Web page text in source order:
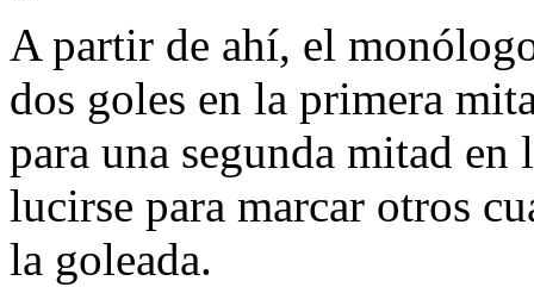
A partir de ahí, el
dos goles en la primera
para una segunda mitad
lucirse para marcar otros
la goleada.